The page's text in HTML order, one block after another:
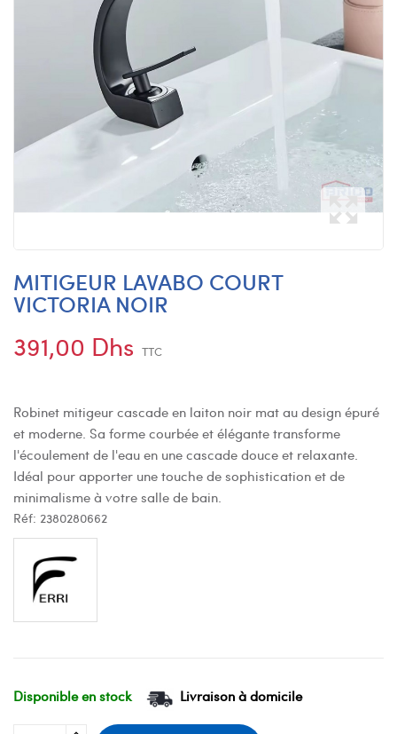
MITIGEUR LAVABO COURT
VICTORIA NOIR
391,00 Dhs TTC
Robinet mitigeur cascade en laiton noir mat au design épuré
et moderne. Sa forme courbée et élégante transforme
l'écoulement de l'eau en une cascade douce et relaxante.
Idéal pour apporter une touche de sophistication et de
minimalisme à votre salle de bain.
Réf: 2380280662
Disponible en stock Livraison à domicile